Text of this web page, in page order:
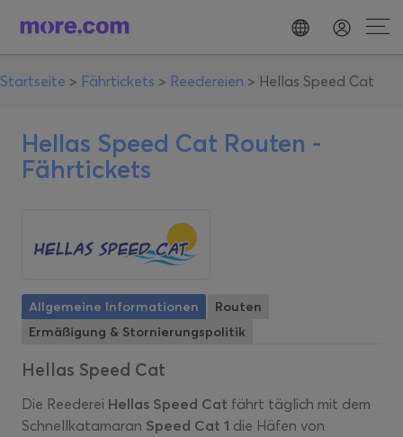
Startseite > Fährtickets > Reedereien > Hellas Speed Cat
Hellas Speed Cat Routen -
Fährtickets
Allgemeine Informationen
Routen
Ermäßigung & Stornierungspolitik
Hellas Speed Cat
Die Reederei Hellas Speed Cat fährt täglich mit dem
Schnellkatamaran Speed Cat 1 die Häfen von